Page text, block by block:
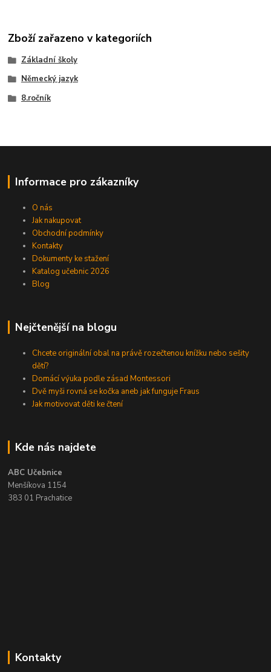
Zboží zařazeno v kategoriích
Základní školy
Německý jazyk
8.ročník
Informace pro zákazníky
O nás
Jak nakupovat
Obchodní podmínky
Kontakty
Dokumenty ke stažení
Katalog učebnic 2026
Blog
Nejčtenější na blogu
Chcete originální obal na právě rozečtenou knížku nebo sešity
dětí?
Domácí výuka podle zásad Montessori
Dvě myši rovná se kočka aneb jak funguje Fraus
Jak motivovat děti ke čtení
Kde nás najdete
ABC Učebnice
Menšíkova 1154
383 01 Prachatice
Kontakty